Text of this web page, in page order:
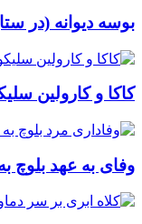
بوسه دیوانه (در
کاکا و کارولین
وفای به عهد بلوچ